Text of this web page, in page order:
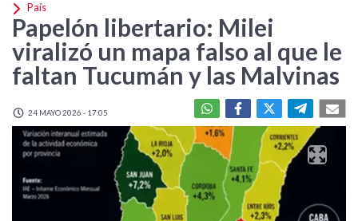
País
Papelón libertario: Milei
viralizó un mapa falso al que le
faltan Tucumán y las Malvinas
24 MAYO 2026 - 17:05